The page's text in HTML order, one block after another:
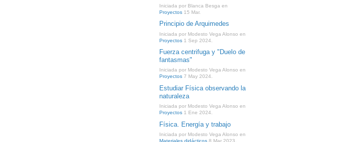
Iniciada por Blanca Besga en
Proyectos 15 Mar.
Principio de Arquimedes
Iniciada por Modesto Vega Alonso en
Proyectos 1 Sep 2024.
Fuerza centrifuga y "Duelo de
fantasmas"
Iniciada por Modesto Vega Alonso en
Proyectos 7 May 2024.
Estudiar Física observando la
naturaleza
Iniciada por Modesto Vega Alonso en
Proyectos 1 Ene 2024.
Física. Energía y trabajo
Iniciada por Modesto Vega Alonso en
Materiales didácticos 8 Mar 2023.